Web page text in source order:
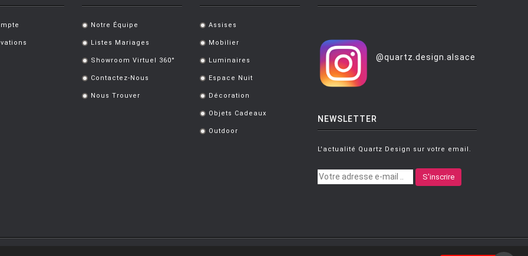
. Notre Équipe
. Listes Mariages
. Showroom Virtuel 360°
. Contactez-Nous
. Nous Trouver
. Assises
. Mobilier
. Luminaires
. Espace Nuit
. Décoration
. Objets Cadeaux
. Outdoor
@quartz.design.alsace
NEWSLETTER
L'actualité Quartz Design sur votre email.
S'inscrire